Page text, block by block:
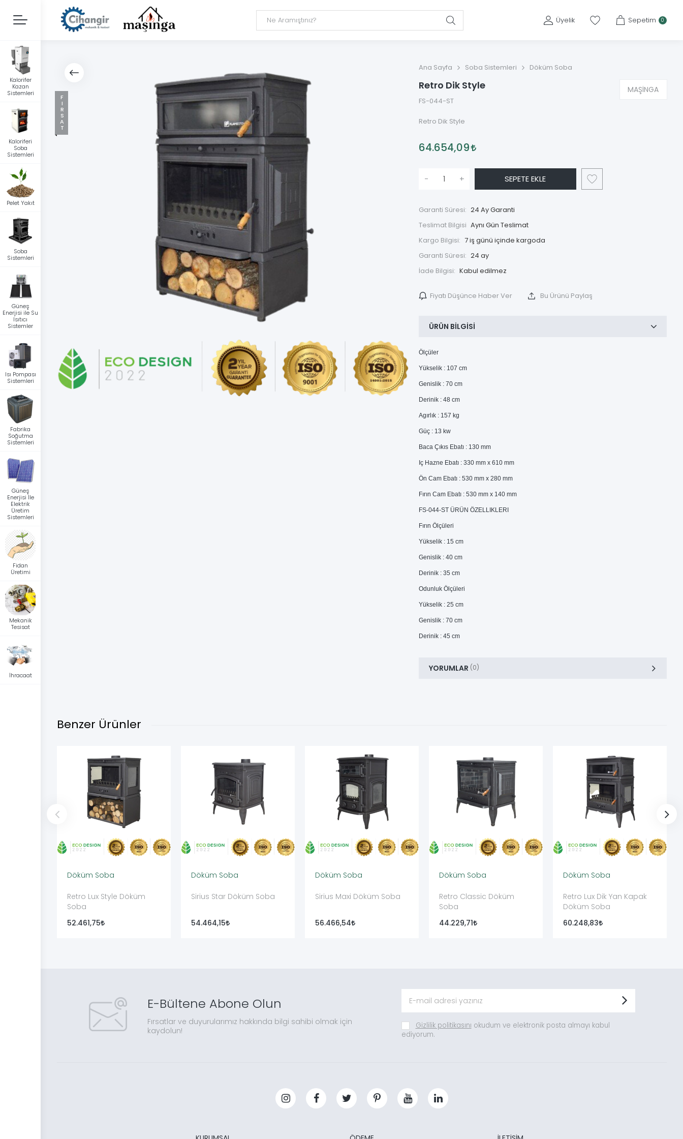
Üyelik Sepetim 0
Kalorifer
Kazan
Sistemleri
Kaloriferi
Soba
Sistemleri
Pelet Yakıt
Soba
Sistemleri
Güneş
Enerjisi ile Su
Isıtıcı
Sistemler
Isı Pompası
Sistemleri
Fabrika
Soğutma
Sistemleri
Güneş
Enerjisi İle
Elektrik
Üretim
Sistemleri
Fidan
Üretimi
Mekanik
Tesisat
İhracaat
FIRSAT
Ana Sayfa Soba Sistemleri Döküm Soba
Retro Dik Style
FS-044-ST
MAŞİNGA
Retro Dik Style
64.654,09
- + SEPETE EKLE
Garanti Süresi: 24 Ay Garanti
Teslimat Bilgisi Aynı Gün Teslimat
Kargo Bilgisi: 7 iş günü içinde kargoda
Garanti Süresi: 24 ay
İade Bilgisi:
Fiyatı Düşünce Haber Ver Bu Ürünü Paylaş
ÜRÜN BILGISI
Ölçüler
Yükselik : 107 cm
Genislik : 70 cm
Derinik : 48 cm
Agırlık : 157 kg
Güç : 13 kw
Baca Çıkıs Ebatı : 130 mm
Iç Hazne Ebatı : 330 mm x 610 mm
Ön Cam Ebatı : 530 mm x 280 mm
Fırın Cam Ebatı : 530 mm x 140 mm
FS-044-ST ÜRÜN ÖZELLIKLERI
Fırın Ölçüleri
Yükselik : 15 cm
Genislik : 40 cm
Derinik : 35 cm
Odunluk Ölçüleri
Yükselik : 25 cm
Genislik : 70 cm
Derinik : 45 cm
YORUMLAR (0)
Benzer Ürünler
Döküm Soba
Retro Lux Style Döküm
Soba
52.461,75
Döküm Soba
Sirius Star Döküm Soba
54.464,15
Döküm Soba
Sirius Maxi Döküm Soba
56.466,54
Döküm Soba
Retro Classic Döküm
Soba
44.229,71
Döküm Soba
Retro Lux Dik Yan Kapak
Döküm Soba
60.248,83
E-Bültene Abone Olun
Fırsatlar ve duyurularımız hakkında bilgi sahibi olmak için
kaydolun!
Gizlilik politikasını okudum ve elektronik posta almayı kabul
ediyorum.